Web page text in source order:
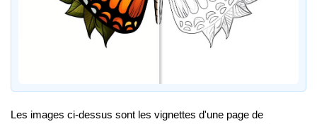
Les images ci-dessus sont les vignettes d'une page de